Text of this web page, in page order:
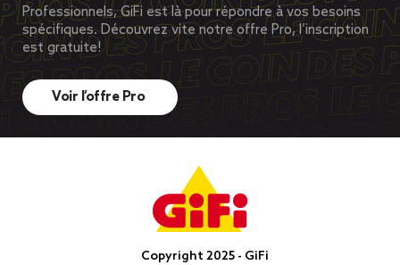
Professionnels, GiFi est là pour répondre à vos besoins
spécifiques. Découvrez vite notre offre Pro, l’inscription
est gratuite!
Voir l’offre Pro
Copyright 2025 - GiFi